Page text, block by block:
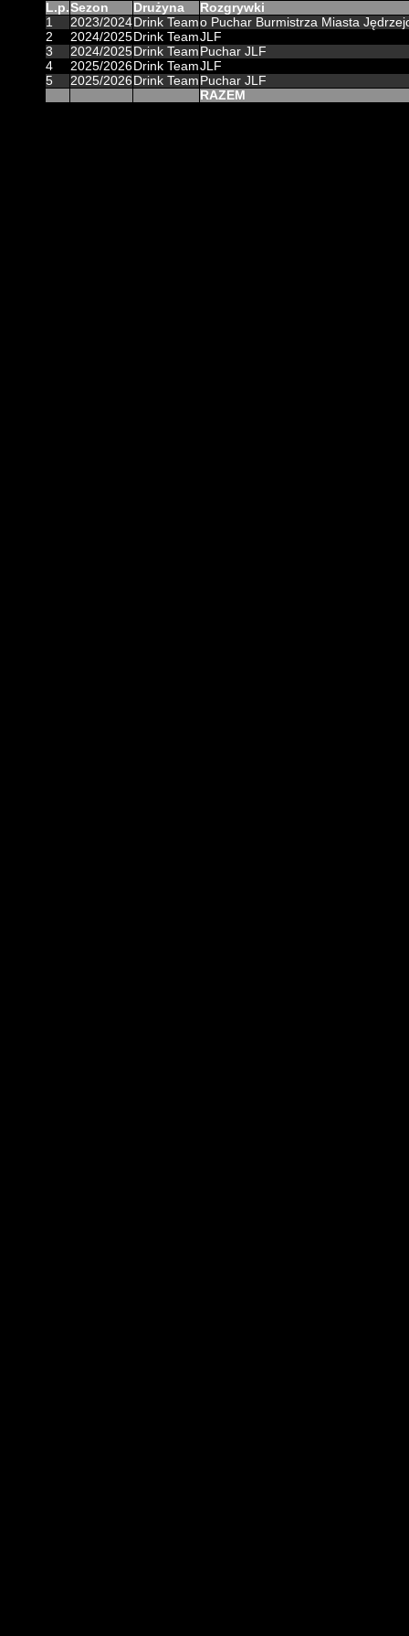
L.p.Sezon Drużyna
Rozgrywki
1
2023/2024 Drink Teamo Puchar Burmistrza Miasta
2
2024/2025 Drink TeamJLF
3
2024/2025 Drink Team Puchar JLF
4
2025/2026 Drink TeamJLF
5
2025/2026 Drink Team Puchar JLF
RAZEM